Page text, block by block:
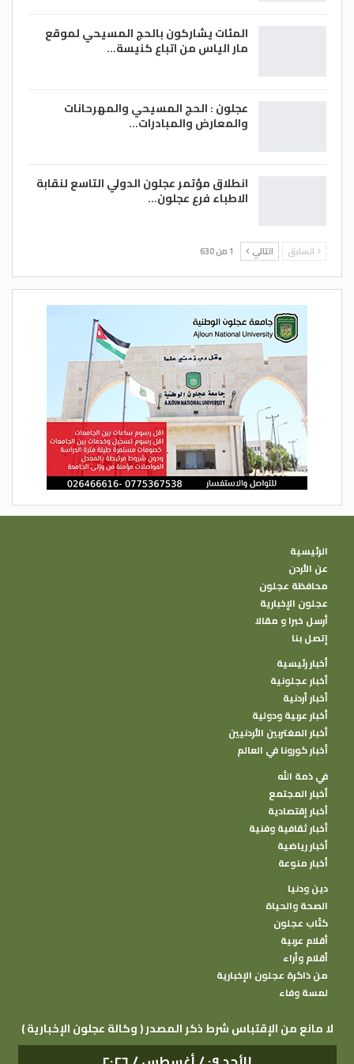
المئات يشاركون بالحج المسيحي لموقع
مار الياس من اتباع كنيسة…
عجلون : الحج المسيحي والمهرحانات
والمعارض والمبادرات…
انطلاق مؤتمر عجلون الدولي التاسع لنقابة
الاطباء فرع عجلون…
السابق التالي 1 من 630
الرئيسية
عن الأردن
محافظة عجلون
عجلون الإخبارية
أرسل خبرا و مقالا
إتصل بنا
أخبار رئيسية
أخبار عجلونية
أخبار أردنية
أخبار عربية ودولية
أخبار المغتربين الأردنيين
أخبار كورونا في العالم
في ذمة الله
أخبار المجتمع
أخبار إقتصادية
أخبار ثقافية وفنية
أخبار رياضية
أخبار منوعة
دين ودنيا
الصحة والحياة
كتًاب عجلون
أقلام عربية
أقلام وأراء
من ذاكرة عجلون الإخبارية
لمسة وفاء
( وكالة عجلون الإخبارية ) لا مانع من الإقتباس شرط ذكر المصدر